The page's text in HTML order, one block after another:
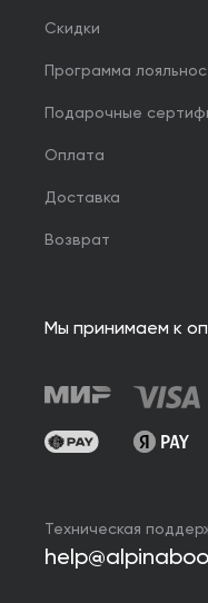
Скидки
Программа
Подарочные
Оплата
Доставка
Возврат
Мы принимаем к
Техническая